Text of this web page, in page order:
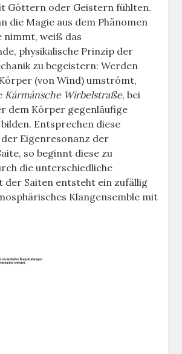
Göttern oder Geistern fühlten.
die Magie aus dem Phänomen
nimmt, weiß das
physikalische Prinzip der
zu begeistern: Werden
(von Wind) umströmt,
Kármánsche Wirbelstraße, bei
dem Körper gegenläufige
Entsprechen diese
Eigenresonanz der
so beginnt diese zu
die unterschiedliche
der Saiten entsteht ein zufällig
Klangensemble mit